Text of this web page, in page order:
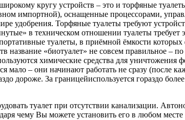
кругу устройств – это и торфяные
импортной), оснащенные процессорами,
удобрения. Торфяные туалеты требуют
в техническом отношении туалеты требует
туалеты, в приёмной ёмкости которых
название «биотуалет» не совсем правильное –
химические средства для уничтожения
мало – они начинают работать не сразу (после
дороже. За границейиспользуется гораздо
туалет при отсутствии канализации.
чему Вы можете установить его в любом